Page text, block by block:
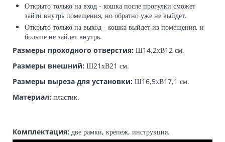
Открыто только на вход - кошка после прогулки сможет
зайти внутрь помещения, но обратно уже не выйдет.
Открыто только на выход - кошка выйдет из помещения, и
больше не зайдет внутрь.
Размеры проходного отверстия: Ш14,2хВ12 см.
Размеры внешний: Ш21хВ21 см.
Размеры выреза для установки: Ш16,5хВ17,1 см.
Материал: пластик.
Комплектация: две рамки, крепеж, инструкция.